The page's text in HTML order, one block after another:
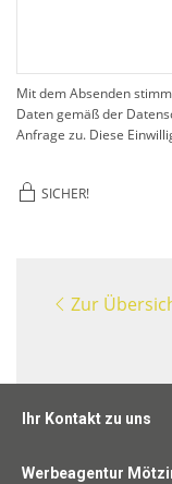
Mit dem Absenden
Daten gemäß der
Anfrage zu. Diese
SICHER!
Zur
Ihr Kontakt zu uns
Werbeagentur